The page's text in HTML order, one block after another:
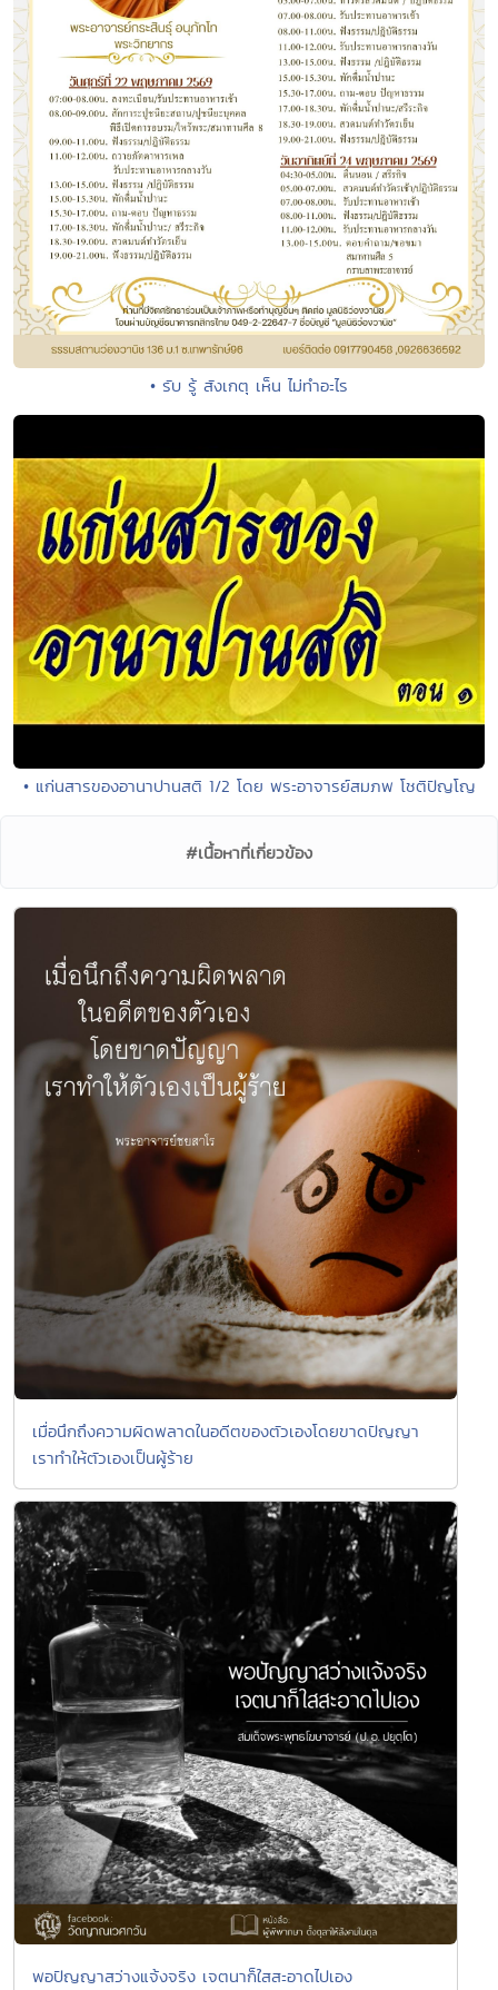
• รับ รู้ สังเกตุ เห็น ไม่ทำอะไร
• แก่นสารของอานาปานสติ 1/2 โดย พระอาจารย์สมภพ โชติปัญโญ
#เนื้อหาที่เกี่ยวข้อง
เมื่อนึกถึงความผิดพลาดในอดีตของตัวเองโดยขาดปัญญา
เราทำให้ตัวเองเป็นผู้ร้าย
พอปัญญาสว่างแจ้งจริง เจตนาก็ใสสะอาดไปเอง